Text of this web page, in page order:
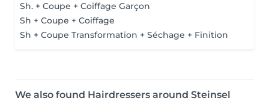
Sh. + Coupe + Coiffage Garçon
Sh + Coupe + Coiffage
Sh + Coupe Transformation + Séchage + Finition
We also found Hairdressers around Steinsel